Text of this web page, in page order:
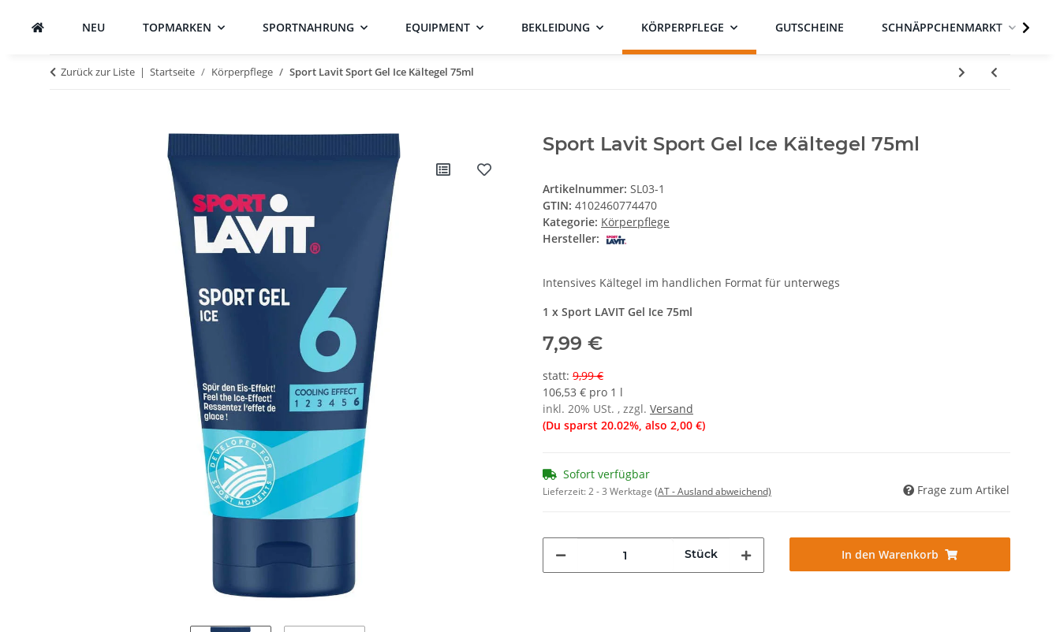
NEU TOPMARKEN SPORTNAHRUNG EQUIPMENT BEKLEIDUNG KÖRPERPFLEGE GUTSCHEINE SCHNÄPPCHENMARKT
Zurück zur Liste Startseite Körperpflege Sport Lavit Sport Gel Ice Kältegel 75ml
Sport Lavit Sport Gel Ice Kältegel 75ml
Artikelnummer: SL03-1
GTIN: 4102460774470
Kategorie: Körperpflege
Hersteller:
Intensives Kältegel im handlichen Format für unterwegs
1 x Sport LAVIT Gel Ice 75ml
7,99 €
statt: 9,99 €
106,53 € pro 1 l
inkl. 20% USt. , zzgl. Versand
(Du sparst 20.02%, also 2,00 €)
Sofort verfügbar
Lieferzeit:2 - 3 Werktage (AT - Ausland abweichend) Frage zum Artikel
Stück In den Warenkorb